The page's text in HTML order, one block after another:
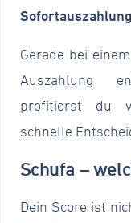
Sofortauszahlung
Gerade bei einem
Auszahlung
profitierst du
schnelle
Schufa –
Dein Score ist